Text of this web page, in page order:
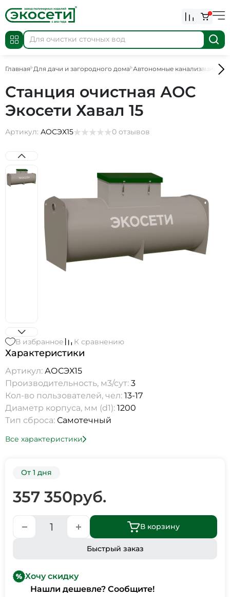
0
Главная Для дачи и загородного дома Автономные канализации
Станция очистная АОС
Экосети Хавал 15
Артикул: АОСЭХ15 0 отзывов
В избранное К сравнению
Характеристики
Артикул: АОСЭХ15
Производительность, м3/сут: 3
Кол-во пользователей, чел: 13-17
Диаметр корпуса, мм (d1): 1200
Тип сброса: Самотечный
Все характеристики
От 1 дня
357 350руб.
В корзину
Быстрый заказ
Хочу скидку
Нашли дешевле? Сообщите!